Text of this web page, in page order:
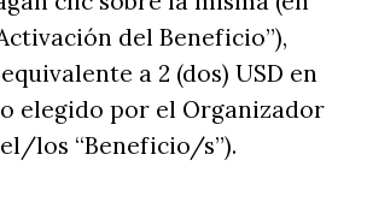
del Beneficio”),
a 2 (dos) USD en
elegido por el Organizador
los “Beneficio/s”).